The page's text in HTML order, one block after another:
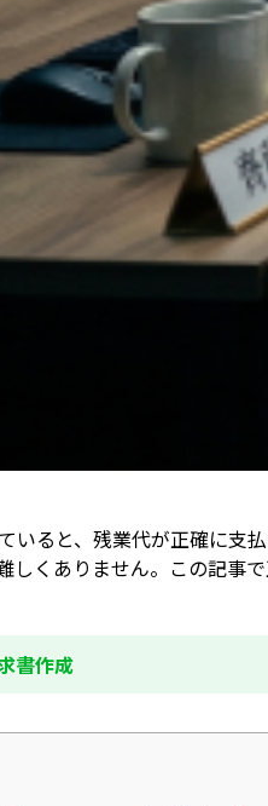
いると、残業代が正確に支
しくありません。この記事
書作成